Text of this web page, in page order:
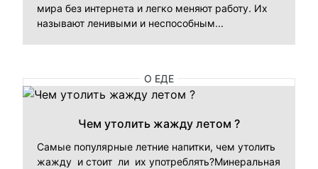
мира без интернета и легко меняют работу. Их
называют ленивыми и неспособным...
О ЕДЕ
Чем утолить жажду летом ?
Самые популярные летние напитки, чем утолить
жажду и стоит ли их употреблять?Минеральная